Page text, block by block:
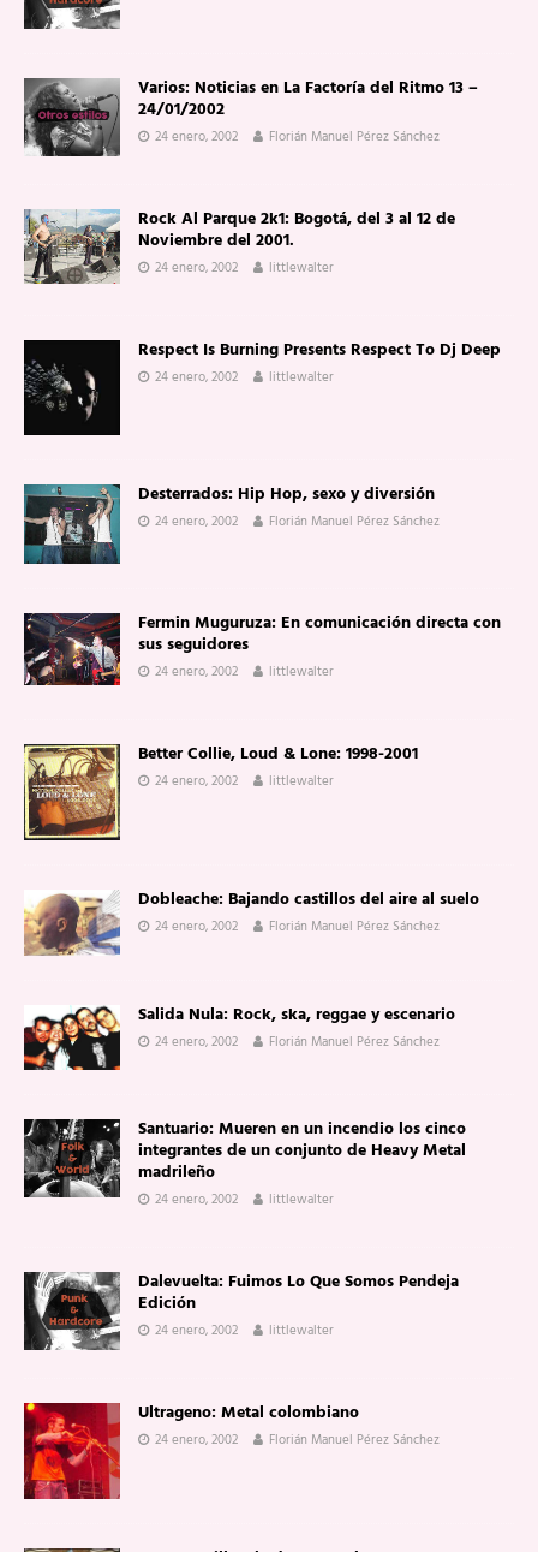
Varios: Noticias en La Factoría del Ritmo 13 –
24/01/2002
24 enero, 2002 Florián Manuel Pérez Sánchez
Rock Al Parque 2k1: Bogotá, del 3 al 12 de
Noviembre del 2001.
24 enero, 2002 littlewalter
Respect Is Burning Presents Respect To Dj Deep
24 enero, 2002 littlewalter
Desterrados: Hip Hop, sexo y diversión
24 enero, 2002 Florián Manuel Pérez Sánchez
Fermin Muguruza: En comunicación directa con
sus seguidores
24 enero, 2002 littlewalter
Better Collie, Loud & Lone: 1998-2001
24 enero, 2002 littlewalter
Dobleache: Bajando castillos del aire al suelo
24 enero, 2002 Florián Manuel Pérez Sánchez
Salida Nula: Rock, ska, reggae y escenario
24 enero, 2002 Florián Manuel Pérez Sánchez
Santuario: Mueren en un incendio los cinco
integrantes de un conjunto de Heavy Metal
madrileño
24 enero, 2002 littlewalter
Dalevuelta: Fuimos Lo Que Somos Pendeja
Edición
24 enero, 2002 littlewalter
Ultrageno: Metal colombiano
24 enero, 2002 Florián Manuel Pérez Sánchez